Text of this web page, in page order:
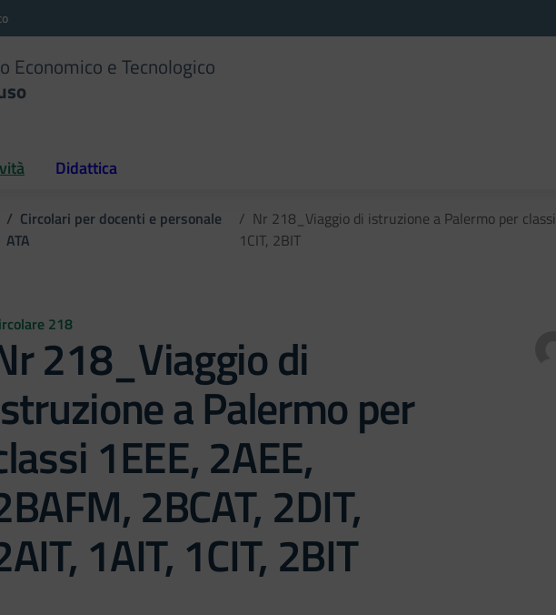
Economico e Tecnologico
Didattica
Circolari per docenti e personale
ATA
Nr 218_Viaggio di istruzione a Palermo per classi
1CIT, 2BIT
218
218_Viaggio di
a Palermo per
1EEE, 2AEE,
2BCAT, 2DIT,
1AIT, 1CIT, 2BIT